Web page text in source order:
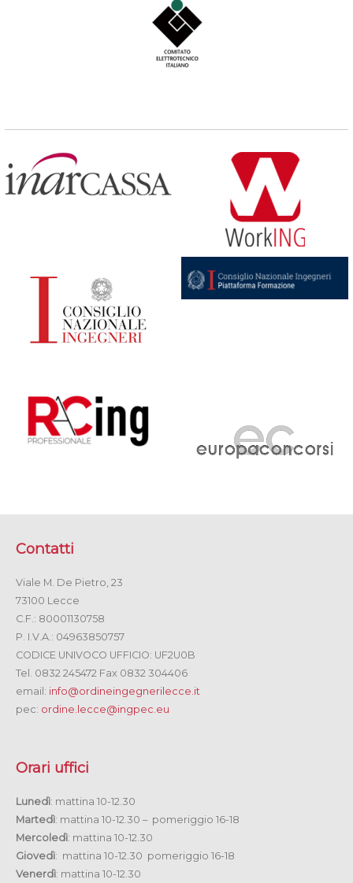
Contatti
Viale M. De Pietro, 23
73100 Lecce
C.F.: 80001130758
P. I.V.A.: 04963850757
CODICE UNIVOCO UFFICIO: UF2U0B
Tel. 0832 245472 Fax 0832 304406
email: info@ordineingegnerilecce.it
pec: ordine.lecce@ingpec.eu
Orari uffici
Lunedì: mattina 10-12.30
Martedì: mattina 10-12.30 – pomeriggio 16-18
Mercoledì: mattina 10-12.30
Giovedì: mattina 10-12.30 pomeriggio 16-18
Venerdì: mattina 10-12.30